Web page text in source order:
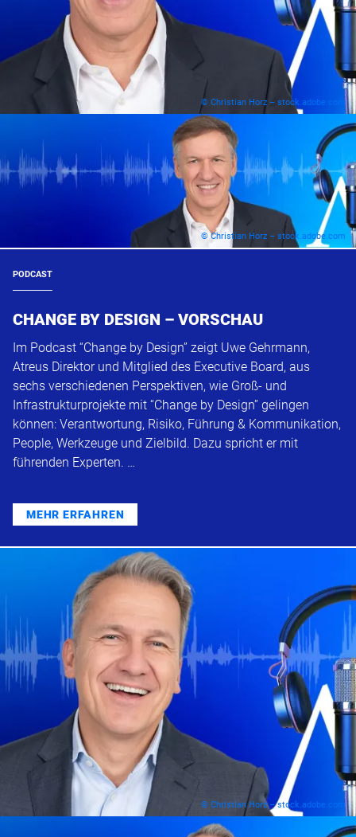
© Christian Horz – stock.adobe.com
© Christian Horz – stock.adobe.com
PODCAST
CHANGE BY DESIGN – VORSCHAU
Im Podcast “Change by Design” zeigt Uwe Gehrmann,
Atreus Direktor und Mitglied des Executive Board, aus
sechs verschiedenen Perspektiven, wie Groß- und
Infrastrukturprojekte mit “Change by Design” gelingen
können: Verantwortung, Risiko, Führung & Kommunikation,
People, Werkzeuge und Zielbild. Dazu spricht er mit
führenden Experten. …
MEHR ERFAHREN
© Christian Horz – stock.adobe.com